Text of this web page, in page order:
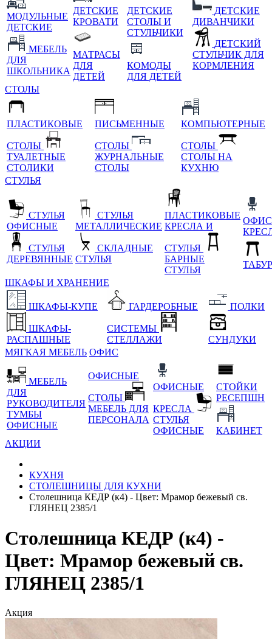
МОДУЛЬНЫЕ
ДЕТСКИЕ
МЕБЕЛЬ
ДЛЯ
ШКОЛЬНИКА
ДЕТСКИЕ
КРОВАТИ
МАТРАСЫ
ДЛЯ
ДЕТЕЙ
ДЕТСКИЕ
СТОЛЫ И
СТУЛЬЧИКИ
КОМОДЫ
ДЛЯ ДЕТЕЙ
ДЕТСКИЕ
ДИВАНЧИКИ
ДЕТСКИЙ
СТУЛЬЧИК ДЛЯ
КОРМЛЕНИЯ
СТОЛЫ
ПЛАСТИКОВЫЕ
СТОЛЫ
ТУАЛЕТНЫЕ
СТОЛИКИ
ПИСЬМЕННЫЕ
СТОЛЫ
ЖУРНАЛЬНЫЕ
СТОЛЫ
КОМПЬЮТЕРНЫЕ
СТОЛЫ
СТОЛЫ НА
КУХНЮ
СТУЛЬЯ
СТУЛЬЯ
ОФИСНЫЕ
СТУЛЬЯ
ДЕРЕВЯННЫЕ
СТУЛЬЯ
МЕТАЛЛИЧЕСКИЕ
СКЛАДНЫЕ
СТУЛЬЯ
ПЛАСТИКОВЫЕ
КРЕСЛА И
СТУЛЬЯ
БАРНЫЕ
СТУЛЬЯ
ШКАФЫ И ХРАНЕНИЕ
ШКАФЫ-КУПЕ
ШКАФЫ-
РАСПАШНЫЕ
ГАРДЕРОБНЫЕ
СИСТЕМЫ
СТЕЛЛАЖИ
ПОЛКИ
СУНДУКИ
МЯГКАЯ МЕБЕЛЬ ОФИС
МЕБЕЛЬ
ДЛЯ
РУКОВОДИТЕЛЯ
ТУМБЫ
ОФИСНЫЕ
ОФИСНЫЕ
СТОЛЫ
МЕБЕЛЬ ДЛЯ
ПЕРСОНАЛА
ОФИСНЫЕ
КРЕСЛА
СТУЛЬЯ
ОФИСНЫЕ
СТОЙКИ
РЕСЕПШН
КАБИНЕТ
АКЦИИ
КУХНЯ
СТОЛЕШНИЦЫ ДЛЯ КУХНИ
Столешница КЕДР (к4) - Цвет: Мрамор бежевый св.
ГЛЯНЕЦ 2385/1
Столешница КЕДР (к4) -
Цвет: Мрамор бежевый св.
ГЛЯНЕЦ 2385/1
Акция